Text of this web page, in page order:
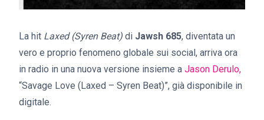
La hit Laxed (Syren Beat) di Jawsh 685, diventata un
vero e proprio fenomeno globale sui social, arriva ora
in radio in una nuova versione insieme a Jason Derulo,
“Savage Love (Laxed – Syren Beat)”, già disponibile in
digitale.